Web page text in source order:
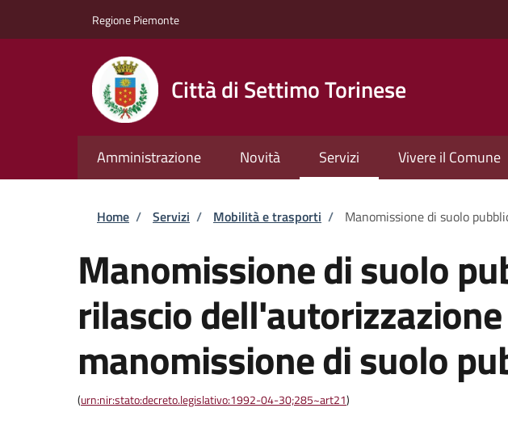
Regione Piemonte
Città di Settimo Torinese
Amministrazione Novità Servizi Vivere il Comune
Briciole di pane
Home / Servizi / Mobilità e trasporti / Manomissione di suolo
Manomissione di suolo
rilascio
manomissione di suolo
(urn:nir:stato:decreto.legislativo:1992-04-30;285~art21)